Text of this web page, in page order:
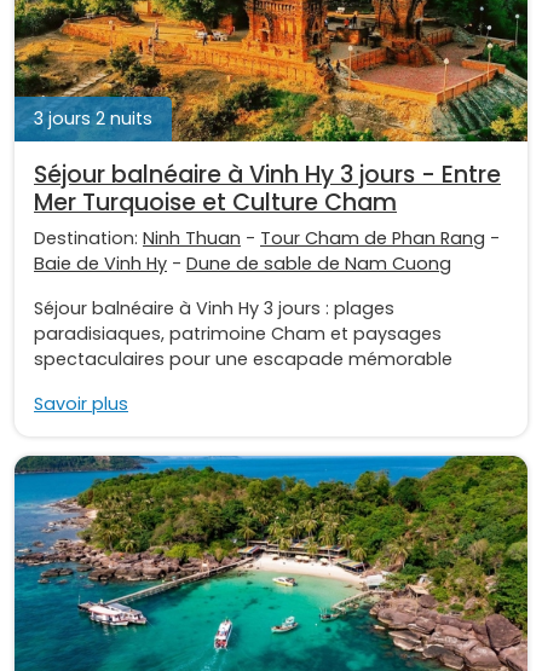
3 jours 2 nuits
Séjour balnéaire à Vinh Hy 3 jours - Entre
Mer Turquoise et Culture Cham
Destination: Ninh Thuan - Tour Cham de Phan Rang -
Baie de Vinh Hy - Dune de sable de Nam Cuong
Séjour balnéaire à Vinh Hy 3 jours : plages
paradisiaques, patrimoine Cham et paysages
spectaculaires pour une escapade mémorable
Savoir plus